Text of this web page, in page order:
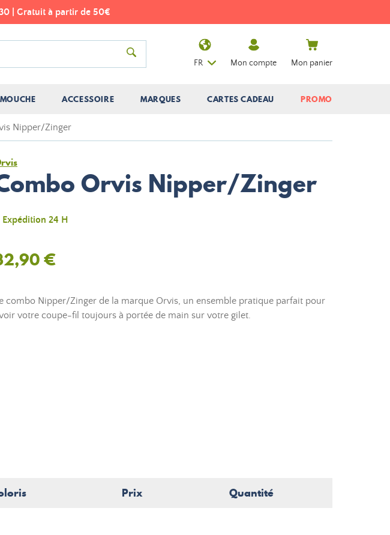
| Gratuit à partir de 50€
MOUCHE ACCESSOIRE MARQUES CARTES CADEAU PROMO
FR Mon compte Mon panier
Nipper/Zinger
Orvis Nipper/Zinger
Expédition 24 H
€
combo Nipper/Zinger de la marque Orvis, un ensemble pratique parfait pour
votre coupe-fil toujours à portée de main sur votre gilet.
Prix Quantité